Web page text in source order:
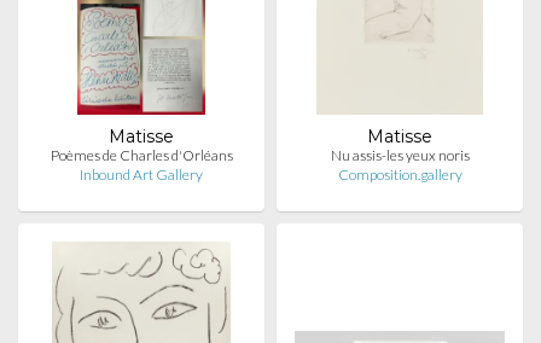
Matisse
Poèmes de Charles d'Orléans
Inbound Art Gallery
Matisse
Nu assis-les yeux noris
Composition.gallery